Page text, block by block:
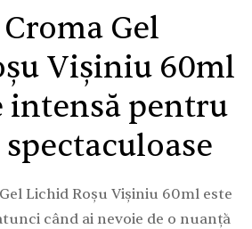
Gel
Vișiniu 60ml
intensă pentru
Lichid Roșu Vișiniu 60ml este
când ai nevoie de o nuanță